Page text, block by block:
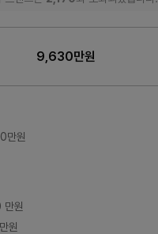
9,630만원
만원
만원
원